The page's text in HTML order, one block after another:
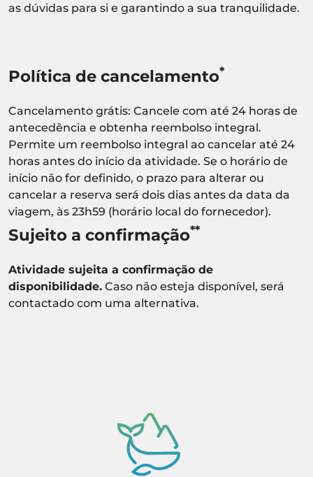
as dúvidas para si e garantindo a sua tranquilidade.
Política de cancelamento*
Cancelamento grátis: Cancele com até 24 horas de
antecedência e obtenha reembolso integral.
Permite um reembolso integral ao cancelar até 24
horas antes do início da atividade. Se o horário de
início não for definido, o prazo para alterar ou
cancelar a reserva será dois dias antes da data da
viagem, às 23h59 (horário local do fornecedor).
Sujeito a confirmação**
Atividade sujeita a confirmação de
disponibilidade. Caso não esteja disponível, será
contactado com uma alternativa.